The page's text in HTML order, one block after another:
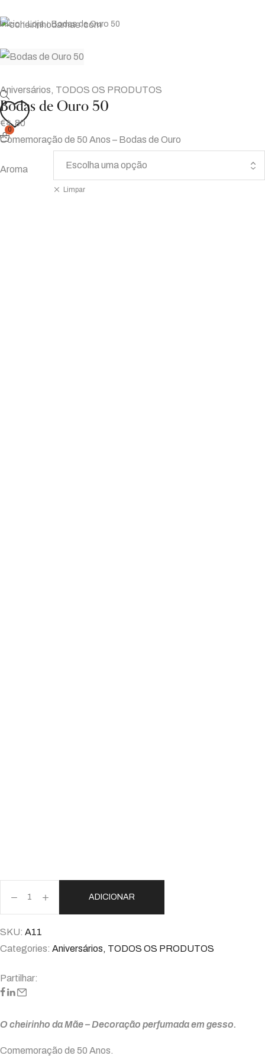
0
Início | Loja | Bodas de Ouro 50
Aniversários, TODOS OS PRODUTOS
Bodas de Ouro 50
€4.80
Comemoração de 50 Anos – Bodas de Ouro
Aroma
Limpar
ADICIONAR
SKU: A11
Categories: Aniversários, TODOS OS PRODUTOS
Partilhar:
O cheirinho da Mãe – Decoração perfumada em gesso.
Comemoração de 50 Anos.